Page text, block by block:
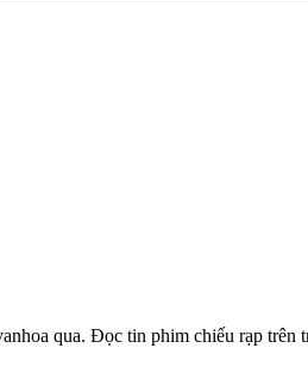
qua. Đọc tin phim chiếu rạp trên